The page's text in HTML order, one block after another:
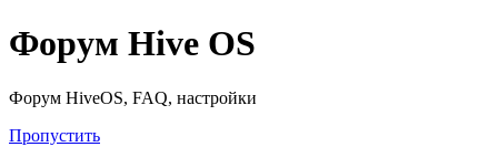
Форум Hive OS
Форум HiveOS, FAQ, настройки
Пропустить